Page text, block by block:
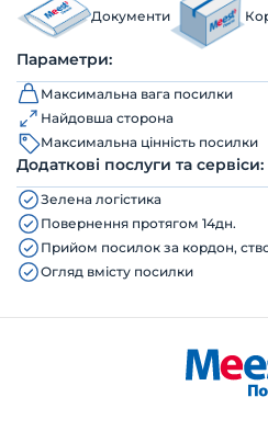
Документи
Параметри:
Максимальна вага посилки
Найдовша сторона
Максимальна цінність посилки
Додаткові послуги та сервіси:
Зелена логістика
Повернення протягом 14дн.
Прийом посилок за кордон,
Огляд вмісту посилки